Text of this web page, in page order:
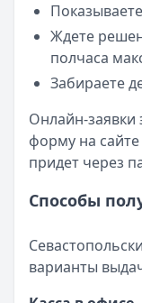
Ждете
полчаса
Забираете
Онлайн-заявки
форму на
придет через
Способы
варианты